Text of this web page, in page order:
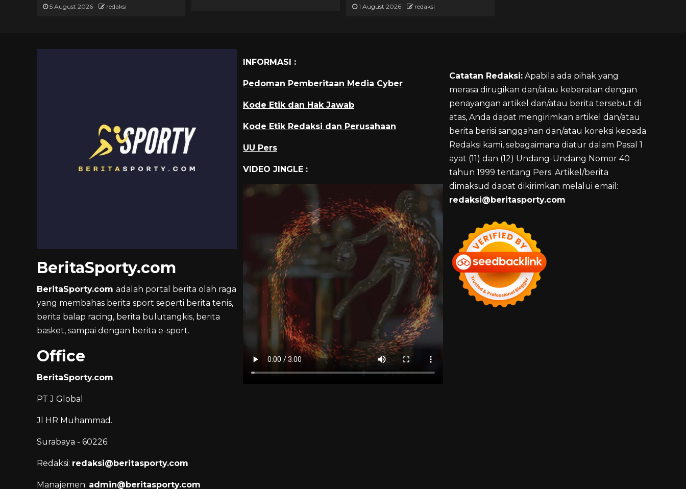
5 August 2026 redaksi 1 August 2026 redaksi
BeritaSporty.com
BeritaSporty.com adalah portal berita olah raga
yang membahas berita sport seperti berita tenis,
berita balap racing, berita bulutangkis, berita
basket, sampai dengan berita e-sport.
Office
BeritaSporty.com
PT J Global
Jl HR Muhammad.
Surabaya - 60226.
Redaksi: redaksi@beritasporty.com
Manajemen: admin@beritasporty.com
INFORMASI :
Pedoman Pemberitaan Media Cyber
Kode Etik dan Hak Jawab
Kode Etik Redaksi dan Perusahaan
UU Pers
VIDEO JINGLE :
Catatan Redaksi: Apabila ada pihak yang
merasa dirugikan dan/atau keberatan dengan
penayangan artikel dan/atau berita tersebut di
atas, Anda dapat mengirimkan artikel dan/atau
berita berisi sanggahan dan/atau koreksi kepada
Redaksi kami, sebagaimana diatur dalam Pasal 1
ayat (11) dan (12) Undang-Undang Nomor 40
tahun 1999 tentang Pers. Artikel/berita
dimaksud dapat dikirimkan melalui email:
redaksi@beritasporty.com